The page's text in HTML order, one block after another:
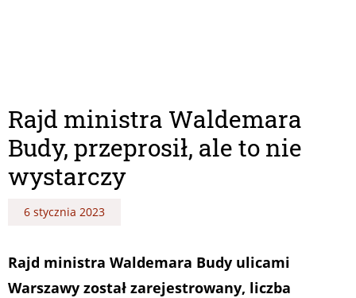
Rajd ministra Waldemara
Budy, przeprosił, ale to nie
wystarczy
6 stycznia 2023
Rajd ministra Waldemara Budy ulicami
Warszawy został zarejestrowany, liczba